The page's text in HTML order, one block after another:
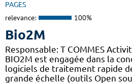
PAGES
relevance: 100%
Bio2M
Responsable: T COMMES
BIO2M est engagée dans la
logiciels de traitement rapide
grande échelle (outils Open